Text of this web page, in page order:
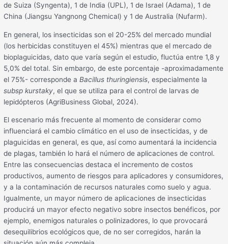
de Suiza (Syngenta), 1 de India (UPL), 1 de Israel (Adama), 1 de
China (Jiangsu Yangnong Chemical) y 1 de Australia (Nufarm).
En general, los insecticidas son el 20-25% del mercado mundial
(los herbicidas constituyen el 45%) mientras que el mercado de
bioplaguicidas, dato que varía según el estudio, fluctúa entre 1,8 y
5,0% del total. Sin embargo, de este porcentaje -aproximadamente
el 75%- corresponde aBacillus thuringiensis, especialmente la
subsp kurstaky, el que se utiliza para el control de larvas de
lepidópteros (AgriBusiness Global, 2024).
El escenario más frecuente al momento de considerar como
influenciará el cambio climático en el uso de insecticidas, y de
plaguicidas en general, es que, así como aumentará la incidencia
de plagas, también lo hará el número de aplicaciones de control.
Entre las consecuencias destaca el incremento de costos
productivos, aumento de riesgos para aplicadores y consumidores,
y a la contaminación de recursos naturales como suelo y agua.
Igualmente, un mayor número de aplicaciones de insecticidas
producirá un mayor efecto negativo sobre insectos benéficos, por
ejemplo, enemigos naturales o polinizadores, lo que provocará
desequilibrios ecológicos que, de no ser corregidos, harán la